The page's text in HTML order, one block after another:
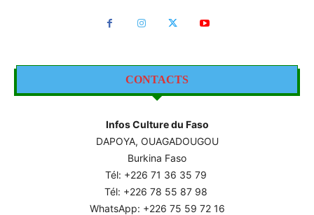
CONTACTS
Infos Culture du Faso
DAPOYA, OUAGADOUGOU
Burkina Faso
Tél: +226 71 36 35 79
Tél: +226 78 55 87 98
WhatsApp: +226 75 59 72 16